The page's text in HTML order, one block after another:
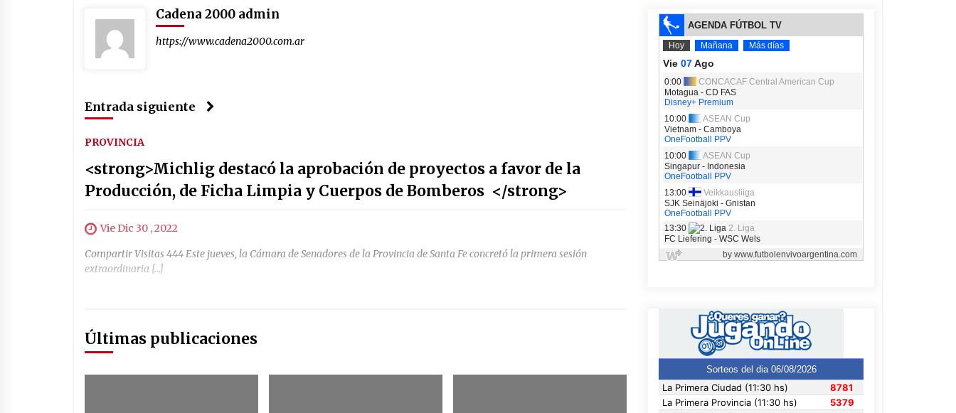
Cadena 2000 admin
https://www.cadena2000.com.ar
Entrada siguiente
PROVINCIA
<strong>Michlig destacó la aprobación de proyectos a favor de la
Producción, de Ficha Limpia y Cuerpos de Bomberos </strong>
Vie Dic 30 , 2022
Compartir Visitas 444 Este jueves, la Cámara de Senadores de la Provincia de Santa Fe concretó la primera sesión
extraordinaria […]
Últimas publicaciones